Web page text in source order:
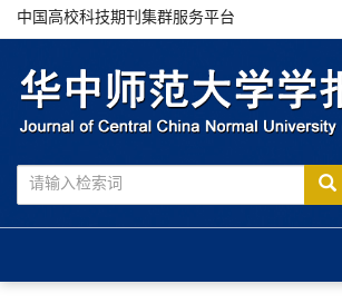
中国高校科技期刊集群服务平台